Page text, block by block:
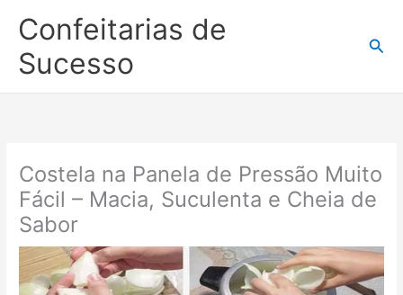
para
conteúdo
Confeitarias de
Sucesso
Costela na Panela de Pressão Muito
Fácil – Macia, Suculenta e Cheia de
Sabor